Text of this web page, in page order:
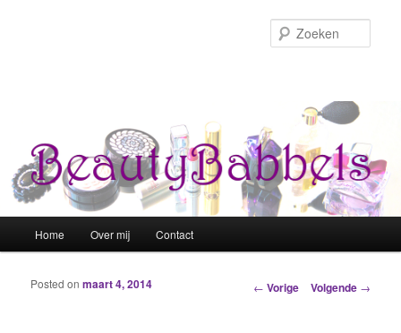
Spring naar de primaire inhoud
Spring naar de secundaire inhoud
Home Over mij Contact
Berichtnavigatie
← Vorige Volgende →
Posted onmaart 4, 2014